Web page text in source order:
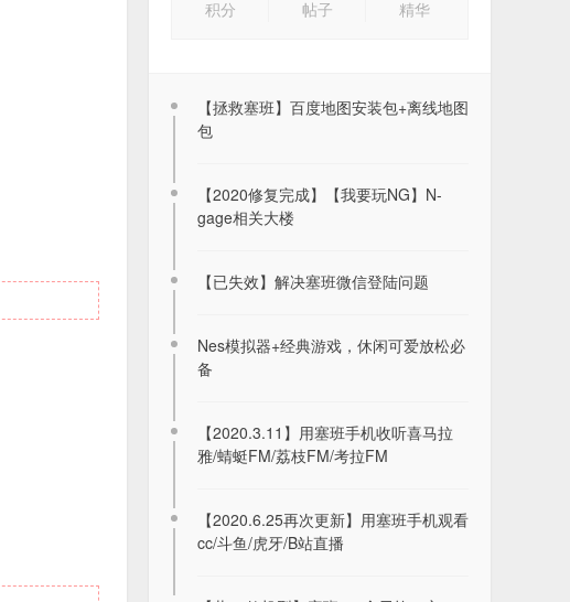
积分
帖子
精华
【拯救塞班】百度地图安装包+离线地图
包
【2020修复完成】【我要玩NG】N-
gage相关大楼
【已失效】解决塞班微信登陆问题
Nes模拟器+经典游戏，休闲可爱放松必
备
【2020.3.11】用塞班手机收听喜马拉
雅/蜻蜓FM/荔枝FM/考拉FM
【2020.6.25再次更新】用塞班手机观看
cc/斗鱼/虎牙/B站直播